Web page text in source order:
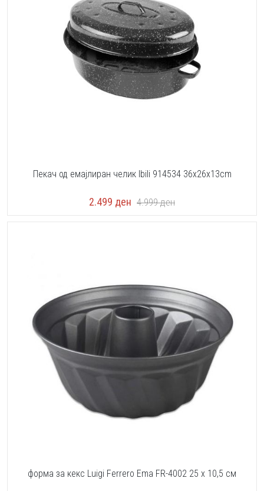
Пекач од емајлиран челик Ibili 914534 36x26x13cm
2.499 ден 4.999ден
форма за кекс Luigi Ferrero Ema FR-4002 25 х 10,5 см